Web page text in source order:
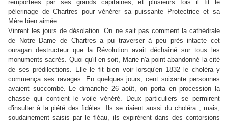
remportées par ses grands capitaines, et plusieurs fois il fit le
pèlerinage de Chartres pour vénérer sa puissante Protectrice et sa
Mère bien aimée.
Vinrent les jours de désolation. On ne sait pas comment la cathédrale
de Notre Dame de Chartres a pu traverser à peu près intacte cet
ouragan destructeur que la Révolution avait déchaîné sur tous les
monuments sacrés. Quoi qu'il en soit, Marie n'a point abandonné la cité
de ses prédilections. Elle le fit bien voir lorsqu'en 1832 le choléra y
commença ses ravages. En quelques jours, cent soixante personnes
avaient succombé. Le dimanche 26 août, on porta en procession la
chasse qui contient le voile vénéré. Deux particuliers se permirent
d'insulter à la piété des fidèles. Ils se riaient aussi du choléra ; mais,
soudainement saisis par le fléau, ils expirèrent dans des contorsions